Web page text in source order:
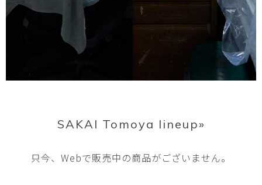
SAKAI Tomoya lineup»
只今、Webで販売中の商品がございません。